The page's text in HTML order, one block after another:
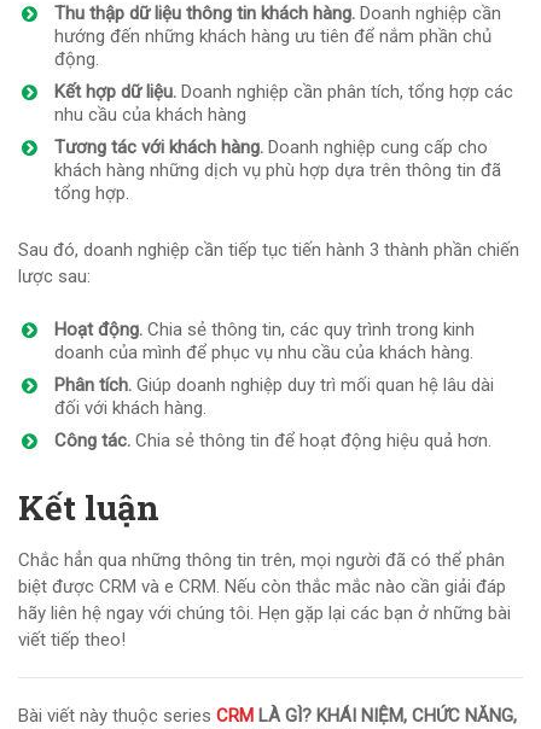
Thu thập dữ liệu thông tin khách hàng. Doanh nghiệp cần
hướng đến những khách hàng ưu tiên để nắm phần chủ
động.
Kết hợp dữ liệu. Doanh nghiệp cần phân tích, tổng hợp các
nhu cầu của khách hàng
Tương tác với khách hàng. Doanh nghiệp cung cấp cho
khách hàng những dịch vụ phù hợp dựa trên thông tin đã
tổng hợp.
Sau đó, doanh nghiệp cần tiếp tục tiến hành 3 thành phần chiến
lược sau:
Hoạt động. Chia sẻ thông tin, các quy trình trong kinh
doanh của mình để phục vụ nhu cầu của khách hàng.
Phân tích. Giúp doanh nghiệp duy trì mối quan hệ lâu dài
đối với khách hàng.
Công tác. Chia sẻ thông tin để hoạt động hiệu quả hơn.
Kết luận
Chắc hẳn qua những thông tin trên, mọi người đã có thể phân
biệt được CRM và e CRM. Nếu còn thắc mắc nào cần giải đáp
hãy liên hệ ngay với chúng tôi. Hẹn gặp lại các bạn ở những bài
viết tiếp theo!
Bài viết này thuộc series CRM LÀ GÌ? KHÁI NIỆM, CHỨC NĂNG,